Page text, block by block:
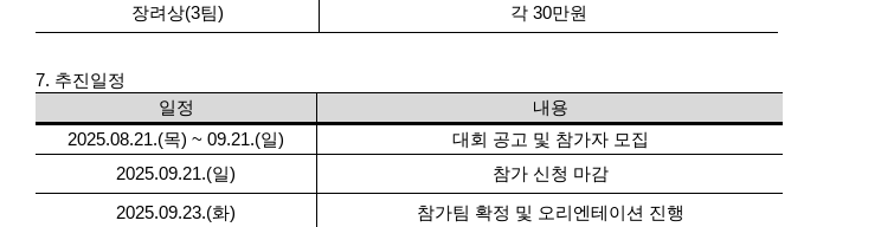
장려상(3팀) 각 30만원
7. 추진일정
일정
내용
2025.08.21.(목) ~ 09.21.(일)
대회 공고 및 참가자 모집
2025.09.21.(일)
참가 신청 마감
2025.09.23.(화) 참가팀 확정 및 오리엔테이션 진행